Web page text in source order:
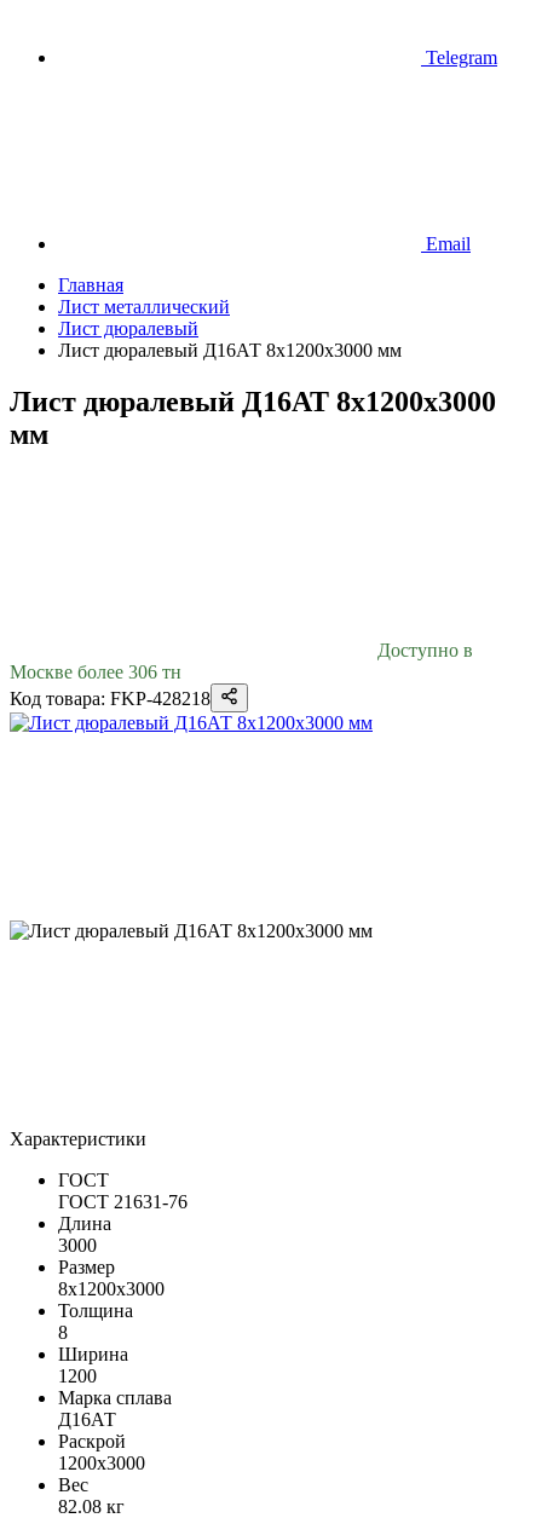
Telegram
Email
Главная
Лист металлический
Лист дюралевый
Лист дюралевый Д16АТ 8х1200х3000 мм
Лист дюралевый Д16АТ 8х1200х3000
мм
Доступно в
Москве более 306 тн
Код товара: FKP-428218
Характеристики
ГОСТ
ГОСТ 21631-76
Длина
3000
Размер
8х1200х3000
Толщина
8
Ширина
1200
Марка сплава
Д16АТ
Раскрой
1200х3000
Вес
82.08 кг